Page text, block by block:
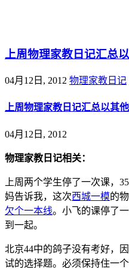
上周物理家教日记汇总
04月12日, 2012 物理家教日记
上周物理家教日记汇总以其他
04月12日, 2012
物理家教日记相关：
上周两个学生停了一次课，
妈告诉我，这次西城一模的
欠个一本线。小飞的课停了
到一起。
北京44中的鸽子没有考好，
试的选择题。必须保持住一